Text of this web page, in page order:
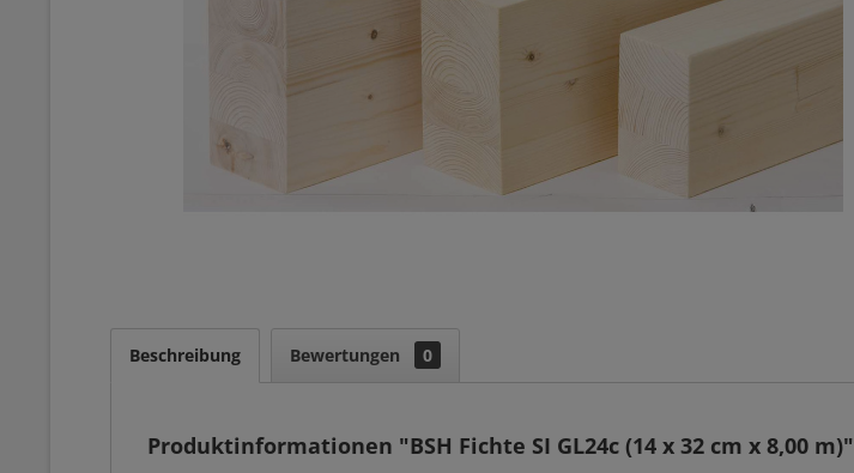
Beschreibung Bewertungen 0
Produktinformationen "BSH Fichte SI GL24c (14 x 32 cm x 8,00 m)"